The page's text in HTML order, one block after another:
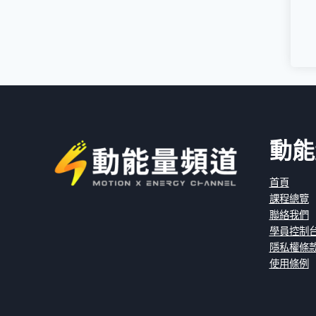
動
首頁
課程總覽
聯絡我們
學員控制
隱私權條
使用條例